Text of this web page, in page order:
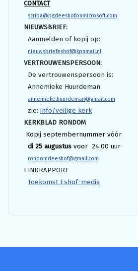
CONTACT
scriba@pgdeeshof.onmicrosoft.com
NIEUWSBRIEF:
Aanmelden of kopij op:
nieuwsbriefeshof@kpnmail.nl
VERTROUWENSPERSOON:
De vertrouwenspersoon is:
Annemieke Huurdeman
annemieke.huurdeman@gmail.com
zie: info/veilige kerk
KERKBLAD RONDOM
Kopij septembernummer vóór
di 25 augustus voor 24:00 uur
rondomdeeshof@gmail.com
EINDRAPPORT
Toekomst Eshof-media